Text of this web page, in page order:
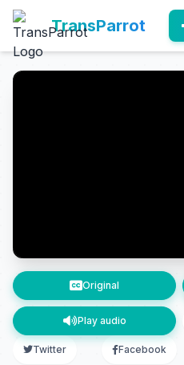
TransParrot
Original
Play audio
Twitter Facebook